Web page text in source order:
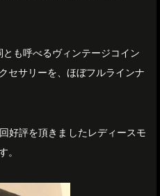
も呼べるヴィンテージコイン
セサリーを、ほぼフルラインナ
好評を頂きましたレディースモ
。